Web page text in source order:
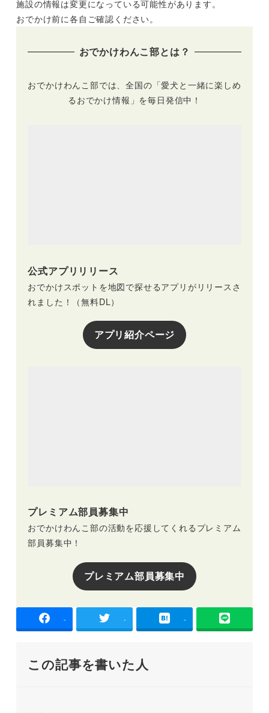
MORI MORI（旧・
さがみ湖リゾート プ
ラクションやドッグ
のお泊まり写真レポ
や口コミも | 大切な
施設の情報は変更になっている可能性があります。
おでかけ前に各自ご確認ください。
おでかけわんこ部とは？
おでかけわんこ部では、全国の「愛犬と一緒に楽しめ
るおでかけ情報」を毎日発信中！
公式アプリリリース
おでかけスポットを地図で探せるアプリがリリースさ
れました！（無料DL）
アプリ紹介ページ
プレミアム部員募集中
おでかけわんこ部の活動を応援してくれるプレミアム
部員募集中！
プレミアム部員募集中
- - -
この記事を書いた人